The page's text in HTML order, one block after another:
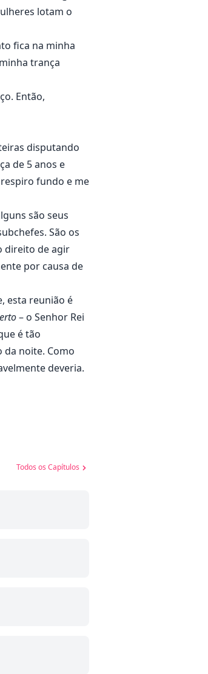
lotam o
fica na minha
trança
Então,
disputando
de 5 anos e
respiro fundo e me
são seus
São os
direito de agir
por causa de
esta reunião é
– o Senhor Rei
é tão
noite. Como
deveria.
Todos os Capítulos